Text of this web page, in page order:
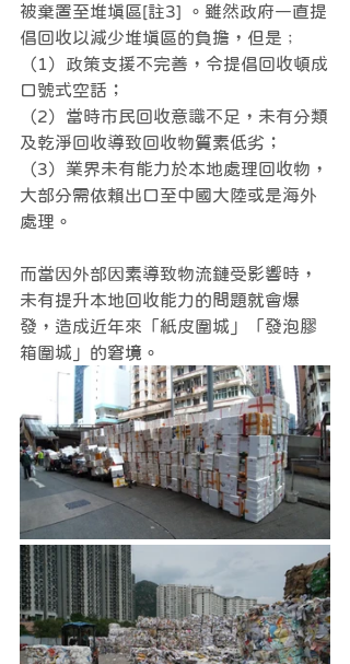
被棄置至堆填區[註3] 。雖然政府一直提
倡回收以減少堆填區的負擔，但是﹔
（1）政策支援不完善，令提倡回收頓成
口號式空話；
（2）當時市民回收意識不足，未有分類
及乾淨回收導致回收物質素低劣；
（3）業界未有能力於本地處理回收物，
大部分需依賴出口至中國大陸或是海外
處理。
而當因外部因素導致物流鏈受影響時，
未有提升本地回收能力的問題就會爆
發，造成近年來「紙皮圍城」「發泡膠
箱圍城」的窘境。